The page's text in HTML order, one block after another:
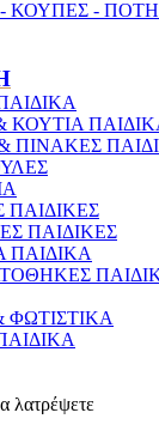
ΚΟΥΠΕΣ -
ΚΟΥΤΙΑ
ΠΙΝΑΚΕΣ
ΠΑΙΔΙΚΕΣ
ΠΑΙΔΙΚΕΣ
ΠΑΙΔΙΚΑ
ΦΩΤΙΣΤΙΚΑ
λατρέψετε